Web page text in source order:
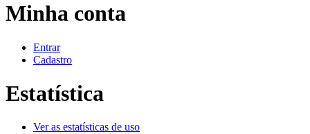
Minha conta
Entrar
Cadastro
Estatística
Ver as estatísticas de uso